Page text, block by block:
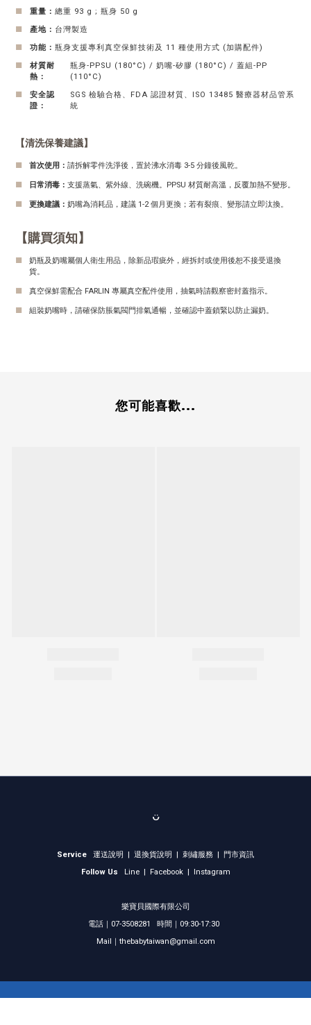
■
重量： 總重 93 g ; 瓶身 50 g
■
產地： 台灣製造
■
功能： 瓶身支援專利真空保鮮技術及 11 種使用方式 (加購配件)
■
材質耐
熱：
瓶身-PPSU (180°C) / 奶嘴-矽膠 (180°C) / 蓋組-PP
(110°C)
■
安全認
證：
SGS 檢驗合格、FDA 認證材質、ISO 13485 醫療器材品管系
統
【清洗保養建議】
■ 首次使用： 請拆解零件洗淨後，置於沸水消毒 3-5 分鐘後風乾。
■ 日常消毒： 支援蒸氣、紫外線、洗碗機。PPSU 材質耐高溫，反覆加熱不變形。
■ 更換建議： 奶嘴為消耗品，建議 1-2 個月更換；若有裂痕、變形請立即汰換。
【購買須知】
■
奶瓶及奶嘴屬個人衛生用品，除新品瑕疵外，經拆封或使用後恕不接受退換
貨。
■ 真空保鮮需配合 FARLIN 專屬真空配件使用，抽氣時請觀察密封蓋指示。
■ 組裝奶嘴時，請確保防脹氣閥門排氣通暢，並確認中蓋鎖緊以防止漏奶。
您可能喜歡...
ᴗ̈
Service 運送說明 退換貨說明 刺繡服務
門市資訊
Follow Us
Line| Facebook| Instagram
樂寶貝國際有限公司
電話｜07-3508281 時間｜09:30-17:30
Mail｜thebabytaiwan@gmail.com